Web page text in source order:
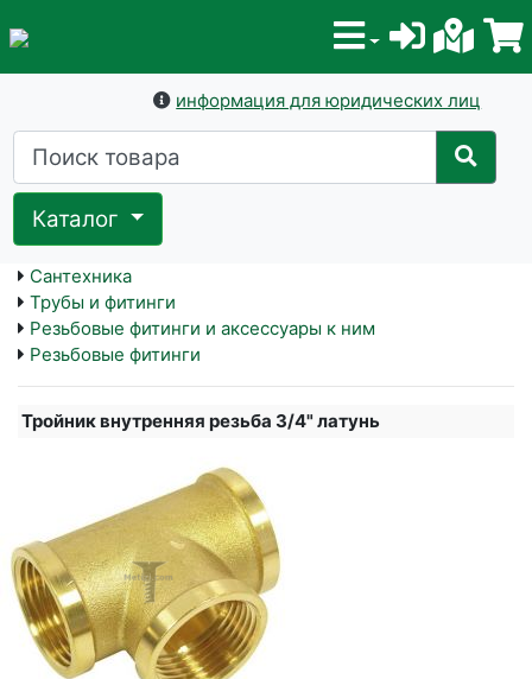
информация для юридических лиц
Каталог
Сантехника
Трубы и фитинги
Резьбовые фитинги и аксессуары к ним
Резьбовые фитинги
Тройник внутренняя резьба 3/4" латунь